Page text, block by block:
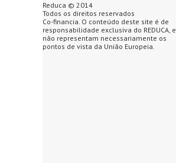
Reduca © 2014
Todos os direitos reservados
Co-financia. O conteúdo deste site é de
responsabilidade exclusiva do REDUCA, e
não representam necessariamente os
pontos de vista da União Europeia.